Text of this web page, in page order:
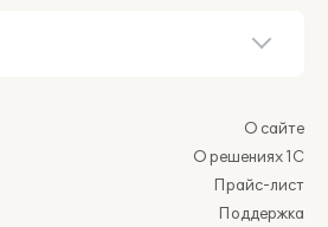
О сайте
О решениях 1С
Прайс-лист
Поддержка